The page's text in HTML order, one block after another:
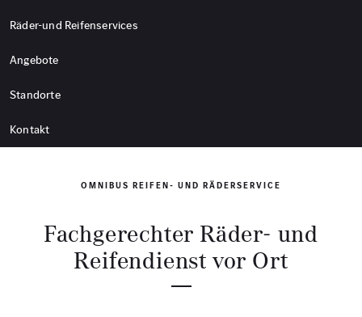
Räder-und Reifenservices
Angebote
Standorte
Kontakt
OMNIBUS REIFEN- UND RÄDERSERVICE
Fachgerechter Räder- und
Reifendienst vor Ort